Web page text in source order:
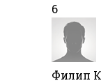
6
Филип